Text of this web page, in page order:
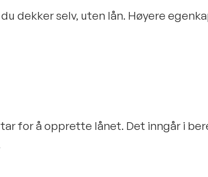
dekker selv, uten lån. Høyere
for å opprette lånet. Det inngår i